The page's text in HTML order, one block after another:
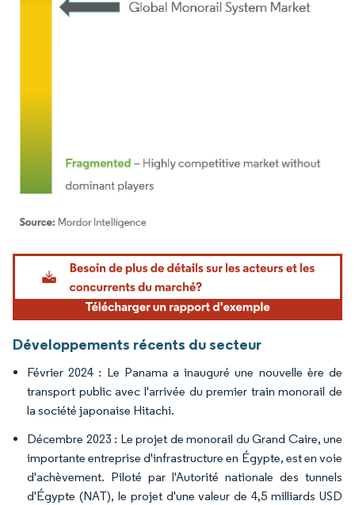
Image © Mordor Intelligence. La réutilisation nécessite une attribution sous CC BY
Développements récents du secteur
Février 2024 : Le Panama a inauguré une nouvelle ère de
transport public avec l'arrivée du premier train monorail de
la société japonaise Hitachi.
Décembre 2023 : Le projet de monorail du Grand Caire, une
importante entreprise d'infrastructure en Égypte, est en voie
d'achèvement. Piloté par l'Autorité nationale des tunnels
d'Égypte (NAT), le projet d'une valeur de 4,5 milliards USD